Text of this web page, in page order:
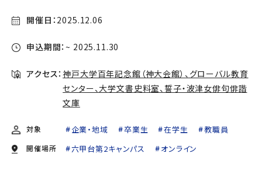
開催日： 2025.12.06
申込期間：~ 2025.11.30
アクセス：神戸大学百年記念館（神大会館）、グローバル教育
センター、大学文書史料室、誓子・波津女俳句俳諧
文庫
対象 企業・地域 卒業生 在学生 教職員
開催場所 六甲台第2キャンパス オンライン